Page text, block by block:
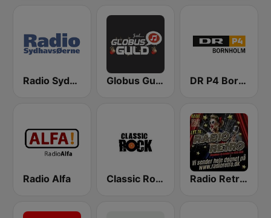
Radio Sydhavsøerne Globus Guld Jul DR P4 Bornholm
Radio Alfa Classic Rock Radio Retro DK